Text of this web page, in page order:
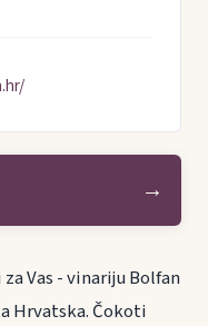
→
Vas - vinariju Bolfan
Hrvatska. Čokoti